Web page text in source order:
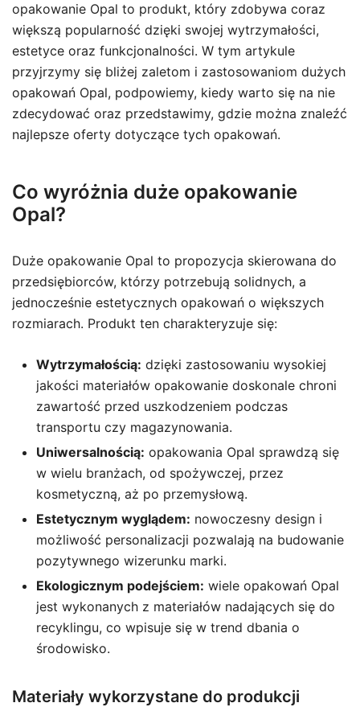
opakowanie Opal to produkt, który zdobywa coraz
większą popularność dzięki swojej wytrzymałości,
estetyce oraz funkcjonalności. W tym artykule
przyjrzymy się bliżej zaletom i zastosowaniom dużych
opakowań Opal, podpowiemy, kiedy warto się na nie
zdecydować oraz przedstawimy, gdzie można znaleźć
najlepsze oferty dotyczące tych opakowań.
Co wyróżnia duże opakowanie
Opal?
Duże opakowanie Opal to propozycja skierowana do
przedsiębiorców, którzy potrzebują solidnych, a
jednocześnie estetycznych opakowań o większych
rozmiarach. Produkt ten charakteryzuje się:
Wytrzymałością: dzięki zastosowaniu wysokiej
jakości materiałów opakowanie doskonale chroni
zawartość przed uszkodzeniem podczas
transportu czy magazynowania.
Uniwersalnością: opakowania Opal sprawdzą się
w wielu branżach, od spożywczej, przez
kosmetyczną, aż po przemysłową.
Estetycznym wyglądem: nowoczesny design i
możliwość personalizacji pozwalają na budowanie
pozytywnego wizerunku marki.
Ekologicznym podejściem: wiele opakowań Opal
jest wykonanych z materiałów nadających się do
recyklingu, co wpisuje się w trend dbania o
środowisko.
Materiały wykorzystane do produkcji